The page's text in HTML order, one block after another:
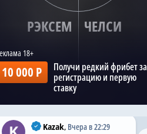
РЭКСЕМ ЧЕЛСИ
10 000 Р
Получи редкий фрибет за
регистрацию и первую
ставку
закрытия
трансферного окна.
журналиста, как и Энцо
Фернандес, Густо
намерен покинуть
«Челси» .
Kazak, Вчера в 22:29